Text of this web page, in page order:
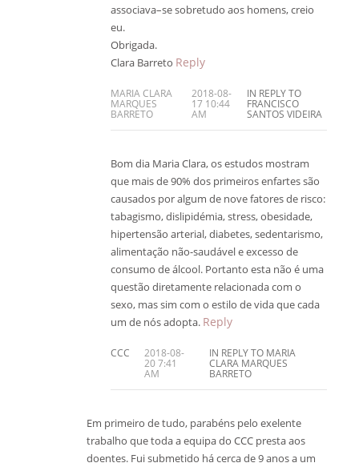
associava–se sobretudo aos homens, creio
eu.
Obrigada.
Clara Barreto Reply
MARIA CLARA
MARQUES
BARRETO
2018-08-
17 10:44
AM
IN REPLY TO
FRANCISCO
SANTOS VIDEIRA
Bom dia Maria Clara, os estudos mostram
que mais de 90% dos primeiros enfartes são
causados por algum de nove fatores de risco:
tabagismo, dislipidémia, stress, obesidade,
hipertensão arterial, diabetes, sedentarismo,
alimentação não-saudável e excesso de
consumo de álcool. Portanto esta não é uma
questão diretamente relacionada com o
sexo, mas sim com o estilo de vida que cada
um de nós adopta. Reply
CCC 2018-08-
20 7:41
AM
IN REPLY TO MARIA
CLARA MARQUES
BARRETO
Em primeiro de tudo, parabéns pelo exelente
trabalho que toda a equipa do CCC presta aos
doentes. Fui submetido há cerca de 9 anos a um